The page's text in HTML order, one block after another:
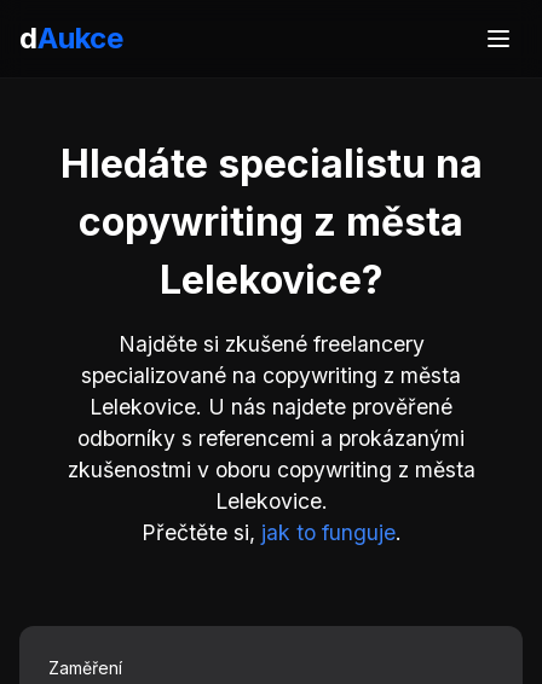
dAukce
Hledáte specialistu na
copywriting z města
Lelekovice?
Najděte si zkušené freelancery
specializované na copywriting z města
Lelekovice. U nás najdete prověřené
odborníky s referencemi a prokázanými
zkušenostmi v oboru copywriting z města
Lelekovice.
Přečtěte si, jak to funguje.
Zaměření